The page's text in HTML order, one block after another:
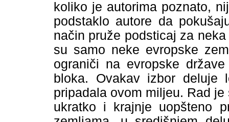
koliko je autorima poznato,
podstaklo autore da
način pruže podsticaj za
su samo neke evropske
ograniči na evropske
bloka. Ovakav izbor deluje
pripadala ovom milјeu. Rad
ukratko i krajnje uopšteno